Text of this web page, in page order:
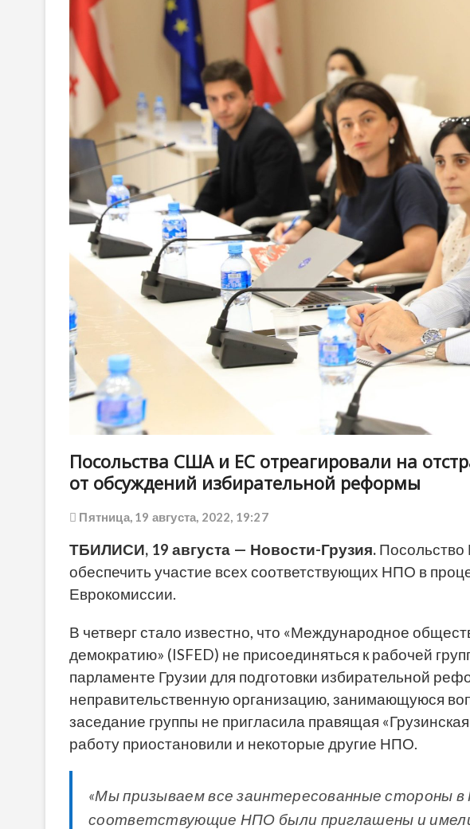
Посольства США и ЕС отреагировали на
от обсуждений избирательной реформы
Пятница, 19 августа, 2022, 19:27
ТБИЛИСИ, 19 августа — Новости-Грузия. Посольство
обеспечить участие всех соответствующих НПО в
Еврокомиссии.
В четверг стало известно, что «Международное
демократию» (ISFED) не присоединяться к рабочей
парламенте Грузии для подготовки избирательной
неправительственную организацию, занимающуюся
заседание группы не пригласила правящая
работу приостановили и некоторые другие НПО.
«Мы призываем все заинтересованные стороны в
соответствующие НПО были приглашены и